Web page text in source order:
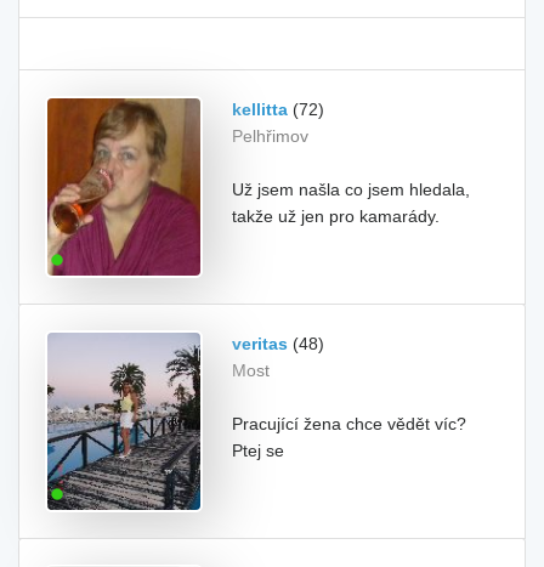
kellitta (72)
Pelhřimov
Už jsem našla co jsem hledala,
takže už jen pro kamarády.
veritas (48)
Most
Pracující žena chce vědět víc?
Ptej se